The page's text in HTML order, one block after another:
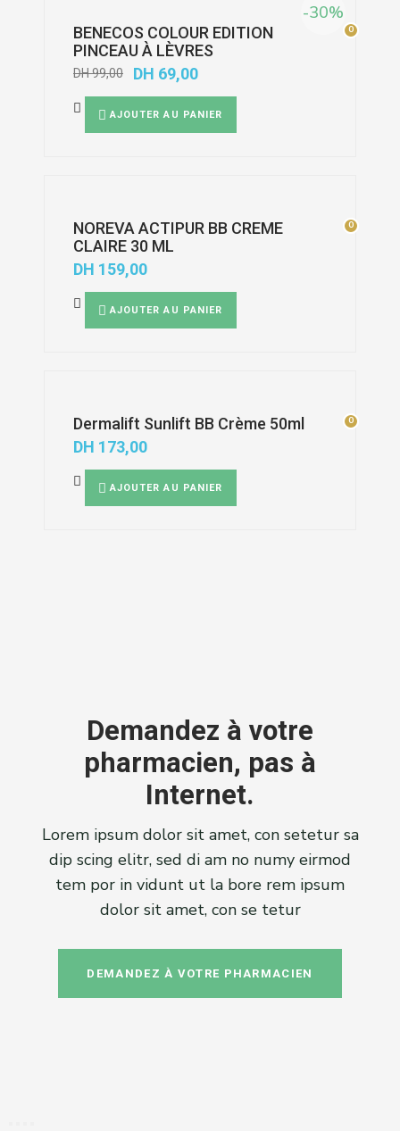
-30%
BENECOS COLOUR EDITION
PINCEAU À LÈVRES
DH99,00 DH 69,00
0
AJOUTER AU PANIER
0
NOREVA ACTIPUR BB CREME
CLAIRE 30 ML
DH 159,00
0
AJOUTER AU PANIER
0
Dermalift Sunlift BB Crème 50ml
DH 173,00
0
AJOUTER AU PANIER
0
Demandez à votre
pharmacien, pas à
Internet.
Lorem ipsum dolor sit amet, con setetur sa
dip scing elitr, sed di am no numy eirmod
tem por in vidunt ut la bore rem ipsum
dolor sit amet, con se tetur
DEMANDEZ À VOTRE PHARMACIEN